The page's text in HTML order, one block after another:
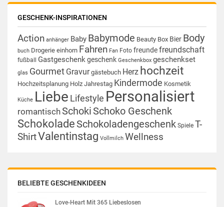
GESCHENK-INSPIRATIONEN
Action anhänger Baby Babymode Beauty Box Bier Body
buch Drogerie einhorn Fahren Fan Foto freundefreundschaft
fußball Gastgeschenkgeschenk Geschenkbox geschenkset
glas Gourmet Gravur gästebuch Herz hochzeit
Hochzeitsplanung Holz Jahrestag Kindermode Kosmetik
Küche Liebe Lifestyle Personalisiert
romantisch Schoki Schoko Geschenk
Schokolade Schokoladengeschenk Spiele T-
ShirtValentinstag Vollmilch Wellness
BELIEBTE GESCHENKIDEEN
Love-Heart Mit 365 Liebeslosen